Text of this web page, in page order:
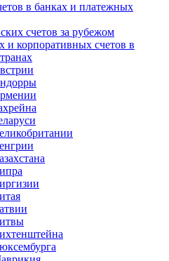
в банках и платежных
счетов за рубежом
корпоративных счетов в